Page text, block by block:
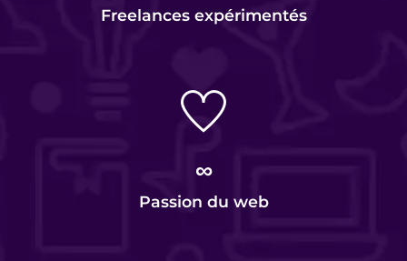
Freelances expérimentés
∞
Passion du web